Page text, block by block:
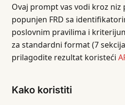
Ovaj prompt vas vodi kroz niz
popunjen FRD sa
poslovnim pravilima i
za standardni format (7
prilagodite rezultat koristeći
Kako koristiti